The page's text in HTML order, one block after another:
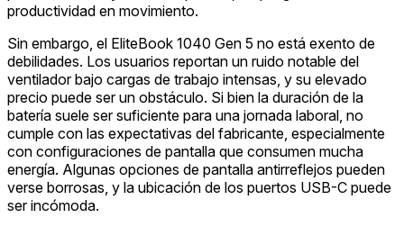
productividad en movimiento.
Sin embargo, el EliteBook 1040 Gen 5 no está exento de
debilidades. Los usuarios reportan un ruido notable del
ventilador bajo cargas de trabajo intensas, y su elevado
precio puede ser un obstáculo. Si bien la duración de la
batería suele ser suficiente para una jornada laboral, no
cumple con las expectativas del fabricante, especialmente
con configuraciones de pantalla que consumen mucha
energía. Algunas opciones de pantalla antirreflejos pueden
verse borrosas, y la ubicación de los puertos USB-C puede
ser incómoda.